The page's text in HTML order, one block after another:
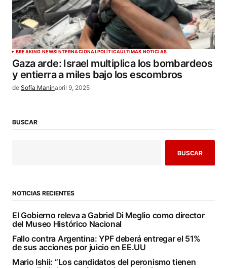
BREAKING NEWSINTERNACIONALPOLÍTICAÚLTIMAS NOTICIAS
Gaza arde: Israel multiplica los bombardeos
y entierra a miles bajo los escombros
de Sofía Maninabril 9, 2025
BUSCAR
BUSCAR
NOTICIAS RECIENTES
El Gobierno releva a Gabriel Di Meglio como director
del Museo Histórico Nacional
Fallo contra Argentina: YPF deberá entregar el 51%
de sus acciones por juicio en EE.UU
Mario Ishii: “Los candidatos del peronismo tienen